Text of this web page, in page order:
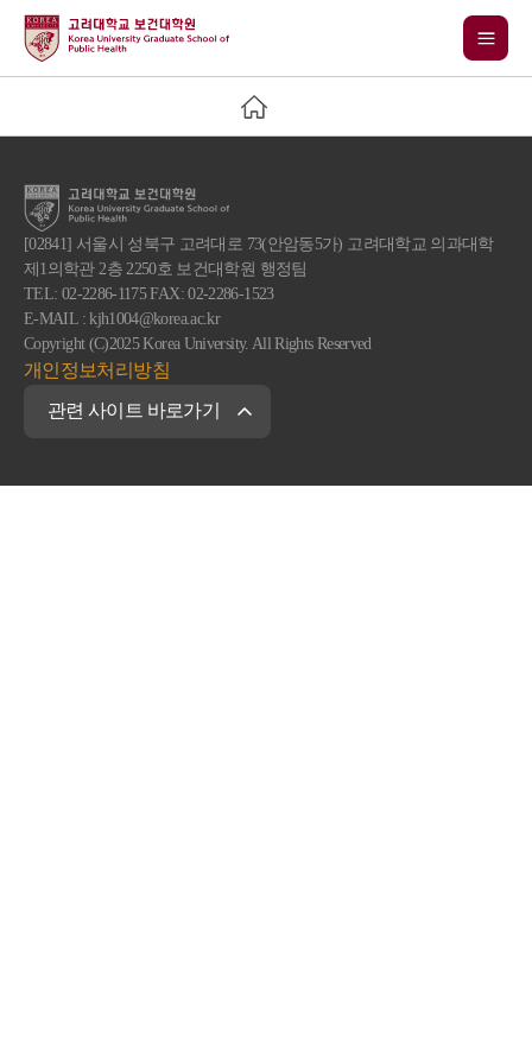
[02841] 서울시 성북구 고려대로 73(안암동5가) 고려대학교 의과대학
제1의학관 2층 2250호 보건대학원 행정팀
TEL: 02-2286-1175 FAX: 02-2286-1523
E-MAIL : kjh1004@korea.ac.kr
Copyright (C)2025 Korea University. All Rights Reserved
개인정보처리방침
관련 사이트 바로가기